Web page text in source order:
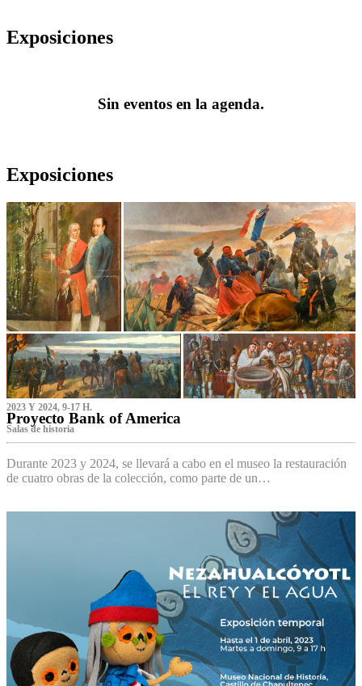
Exposiciones
Sin eventos en la agenda.
Exposiciones
2023 Y 2024, 9-17 H.
Proyecto Bank of America
S‌alas de historia
Durante 2023 y 2024, se llevará a cabo en el museo la restauración
de cuatro obras de la colección, como parte de un…